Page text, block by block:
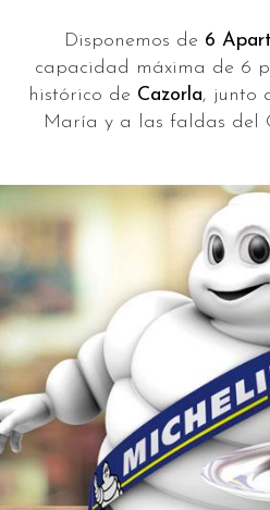
Disponemos de 6
capacidad máxima de 6
histórico de Cazorla, junto
María y a las faldas del